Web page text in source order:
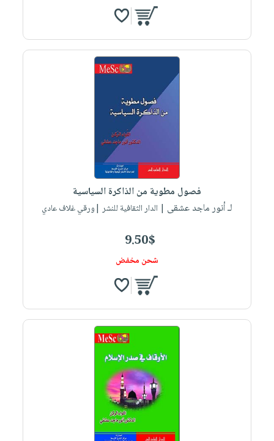
فصول مطوية من الذاكرة السياسية
لـ أنور ماجد عشقى | الدار الثقافية للنشر |ورقي غلاف عادي
9.50$
شحن مخفض